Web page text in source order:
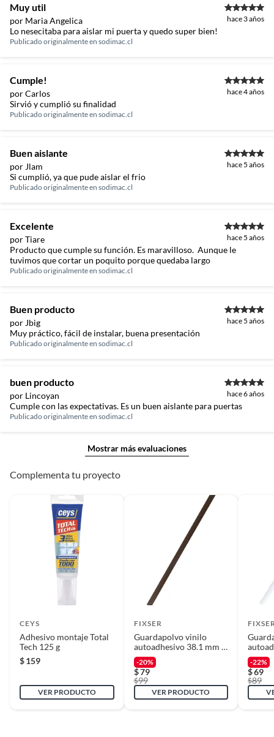
Muy util
por Maria Angelica hace 3 años
Lo nesecitaba para aislar mi puerta y quedo super bien!
Publicado originalmente en sodimac.cl
Cumple!
por Carlos hace 4 años
Sirvió y cumplió su finalidad
Publicado originalmente en sodimac.cl
Buen aislante
por Jlam hace 5 años
Si cumplió, ya que pude aislar el frio
Publicado originalmente en sodimac.cl
Excelente
por Tiare hace 5 años
Producto que cumple su función. Es maravilloso. Aunque le
tuvimos que cortar un poquito porque quedaba largo
Publicado originalmente en sodimac.cl
Buen producto
por Jbig hace 5 años
Muy práctico, fácil de instalar, buena presentación
Publicado originalmente en sodimac.cl
buen producto
por Lincoyan hace 6 años
Cumple con las expectativas. Es un buen aislante para puertas
Publicado originalmente en sodimac.cl
Mostrar más evaluaciones
Complementa tu proyecto
CEYS
Adhesivo montaje Total
Tech 125 g
$159
VER PRODUCTO
FIXSER
Guardapolvo vinilo
autoadhesivo 38.1 mm x
91.5 cm marrón
-20%
$79
$99
VER PRODUCTO
91.5
-22%
$69
$89